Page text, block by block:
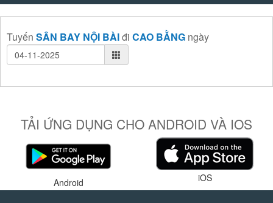
Tuyến SÂN BAY NỘI BÀIđi CAO BẰNG ngày
TẢI ỨNG DỤNG CHO ANDROID VÀ IOS
Android iOS